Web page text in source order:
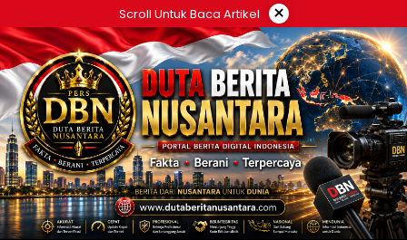
ke
konten
Scroll Untuk Baca Artikel ×